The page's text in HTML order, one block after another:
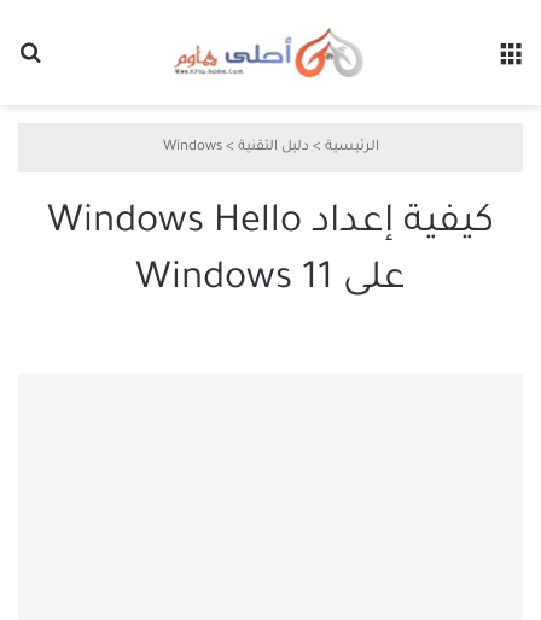
الرئيسية > دليل التقنية >
Windows
كيفية إعداد Windows Hello
على Windows 11